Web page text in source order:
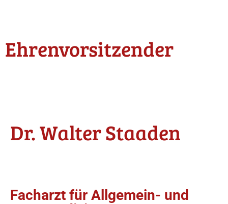
Ehrenvorsitzender
Dr. Walter Staaden
Facharzt für Allgemein- und